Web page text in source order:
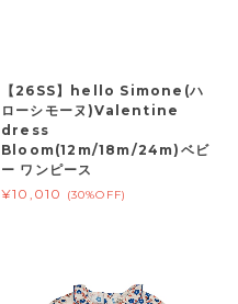
【26SS】hello Simone(ハ
ローシモーヌ)Valentine
dress
Bloom(12m/18m/24m)ベビ
ー ワンピース
¥10,010
(30%OFF)